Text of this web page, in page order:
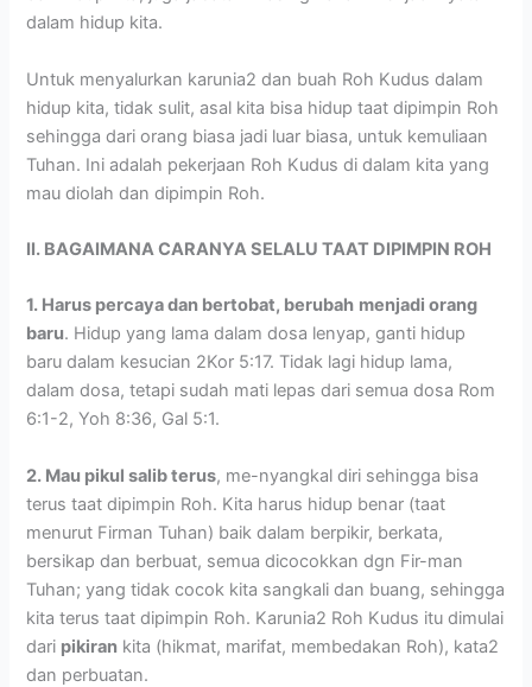
dalam hidup kita.
Untuk menyalurkan karunia2 dan buah Roh Kudus dalam
hidup kita, tidak sulit, asal kita bisa hidup taat dipimpin Roh
sehingga dari orang biasa jadi luar biasa, untuk kemuliaan
Tuhan. Ini adalah pekerjaan Roh Kudus di dalam kita yang
mau diolah dan dipimpin Roh.
II. BAGAIMANA CARANYA SELALU TAAT DIPIMPIN ROH
1. Harus percaya dan bertobat, berubah menjadi orang
baru. Hidup yang lama dalam dosa lenyap, ganti hidup
baru dalam kesucian 2Kor 5:17. Tidak lagi hidup lama,
dalam dosa, tetapi sudah mati lepas dari semua dosa Rom
6:1-2, Yoh 8:36, Gal 5:1.
2. Mau pikul salib terus, me-nyangkal diri sehingga bisa
terus taat dipimpin Roh. Kita harus hidup benar (taat
menurut Firman Tuhan) baik dalam berpikir, berkata,
bersikap dan berbuat, semua dicocokkan dgn Fir-man
Tuhan; yang tidak cocok kita sangkali dan buang, sehingga
kita terus taat dipimpin Roh. Karunia2 Roh Kudus itu dimulai
dari pikiran kita (hikmat, marifat, membedakan Roh), kata2
dan perbuatan.